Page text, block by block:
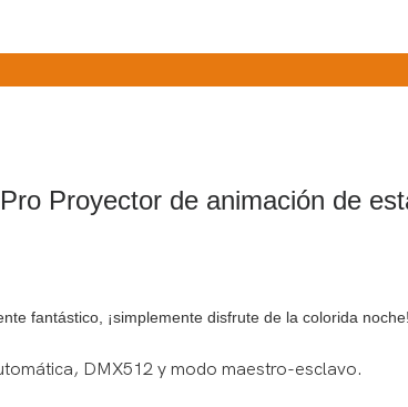
Proyector de animación de
fantástico, ¡simplemente disfrute de la colorida noche!.
DMX512 y modo maestro-esclavo.